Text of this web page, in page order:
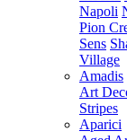
Napoli
Pion
Sens
Village
Amadis
Art
Stripes
Aparici